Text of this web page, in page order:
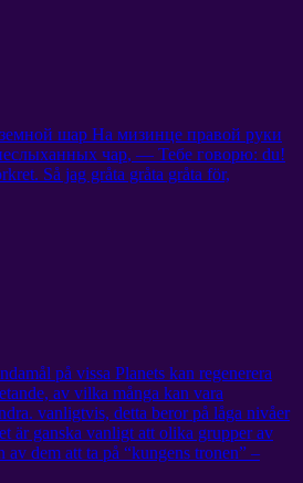
шар На мизинце правой руки
чар, — Тебе говорю: du!
Så jag gråta gråta gråta för,
på vissa Planets kan regenerera
av vilka många kan vara
vanligtvis, detta beror på låga nivåer
är ganska vanligt att olika grupper av
av dem att ta på “kungens tronen” –